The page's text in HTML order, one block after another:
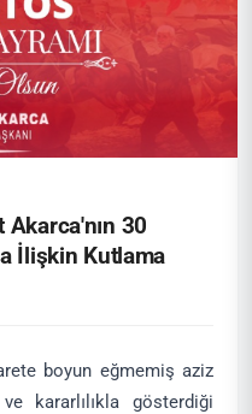
Akarca'nın 30
İlişkin Kutlama
boyun eğmemiş aziz
kararlılıkla gösterdiği